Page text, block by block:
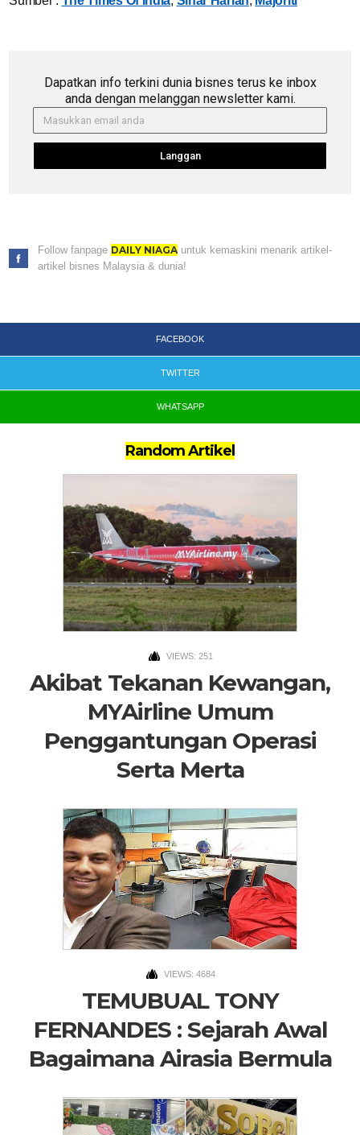
Dapatkan info terkini dunia bisnes terus ke inbox
anda dengan melanggan newsletter kami.
Langgan
Follow fanpage DAILY NIAGAuntuk kemaskini menarik artikel-
artikel bisnes Malaysia & dunia!
FACEBOOK
TWITTER
WHATSAPP
Random Artikel
VIEWS: 251
Akibat Tekanan Kewangan,
MYAirline Umum
Penggantungan Operasi
Serta Merta
VIEWS: 4684
TEMUBUAL TONY
FERNANDES : Sejarah Awal
Bagaimana Airasia Bermula